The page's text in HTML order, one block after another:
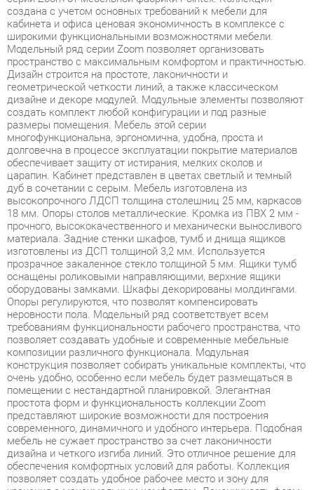
Модельный ряд серии Zoom позволяет организовать
пространство с максимальным комфортом и практичностью.
Дизайн строится на простоте, лаконичности и
геометрической четкости линий, а также классическом
дизайне и декоре модулей. Модульные элементы позволяют
создать комплект любой конфигурации и под разные
размеры помещения. Мебель этой серии
многофункциональна, эргономична, удобна, проста и
долговечна в процессе эксплуатации покрытие материалов
обеспечивает защиту от истирания, мелких сколов и
царапин. Кабинет представлен в цветах светлый и темный
дуб в сочетании с серым. Мебель изготовлена из
высокопрочного ЛДСП толщина столешниц 25 мм, каркасов
18 мм. Опоры столов металлические. Кромка из ПВХ 2 мм -
прочного, высококачественного и механически выносливого
материала. Задние стенки шкафов, тумб и днища ящиков
изготовлены из ДСП толщиной 3,2 мм. Используется
прозрачное закаленное стекло толщиной 5 мм. Ящики тумб
оснащены роликовыми направляющими, верхние ящики
оборудованы замками. Шкафы декорированы молдингами.
Опоры регулируются, что позволят компенсировать
неровности пола. Модельный ряд соответствует всем
требованиям функциональности рабочего пространства, что
позволяет создавать удобные и современные мебельные
композиции различного функционала. Модульная
конструкция позволяет собирать уникальные комплекты, что
очень удобно, особенно если мебель будет размещаться в
помещении с нестандартной планировкой. Элегантная
простота форм и функциональность коллекции Zoom
представляют широкие возможности для построения
современного, динамичного и удобного интерьера. Подобная
мебель не сужает пространство за счет лаконичности
дизайна и четкого изгиба линий. Это отличное решение для
обеспечения комфортных условий для работы. Коллекция
позволяет создать удобное рабочее место и зону для
хранения с максимальным комфортом. Лаконичность форм,
строгая четкость линий и функциональность изделий
представляют широкие возможности для построения
современного, динамичного и удобного интерьера. Zoom - это
отличное решение для обеспечения комфортных условий для